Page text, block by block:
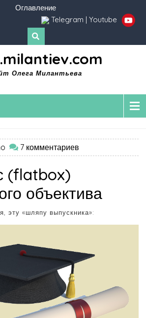
Оглавление
Telegram | Youtube
Олега Милантьева
7 комментариев
(flatbox)
объектива
эту «шляпу выпускника»: